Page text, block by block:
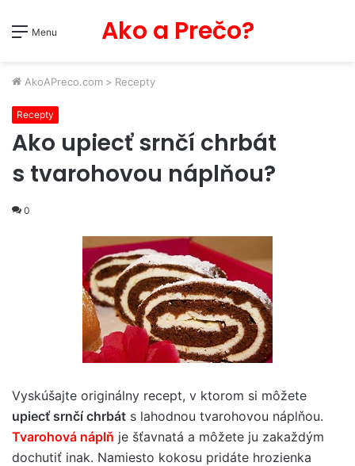
Menu Ako a Prečo?
AkoAPreco.com > Recepty
Recepty
Ako upiecť srnčí chrbát
s tvarohovou náplňou?
0
Vyskúšajte originálny recept, v ktorom si môžete
upiecť srnčí chrbát s lahodnou tvarohovou náplňou.
Tvarohová náplň je šťavnatá a môžete ju zakaždým
dochutiť inak. Namiesto kokosu pridáte hrozienka